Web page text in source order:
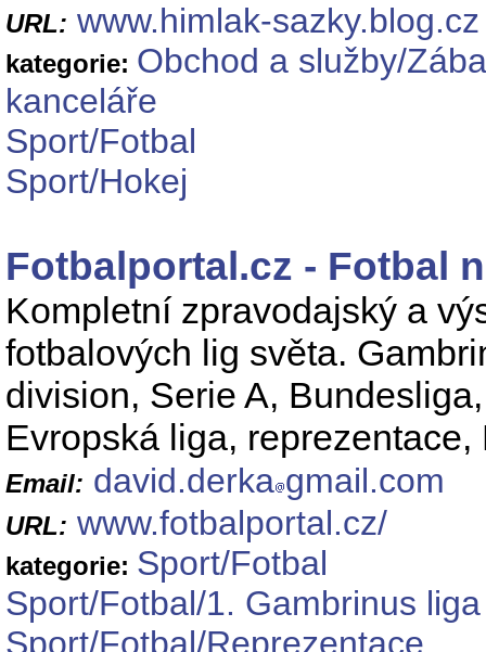
URL: www.himlak-sazky.blog.cz
kategorie: Obchod a služby/
kanceláře
Sport/Fotbal
Sport/Hokej
Fotbalportal.cz - Fotbal
Kompletní zpravodajský a
fotbalových lig světa.
division, Serie A,
Evropská liga,
Email: david.derka gmail.com
URL: www.fotbalportal.cz/
kategorie: Sport/Fotbal
Sport/Fotbal/1. Gambrinus liga
Sport/Fotbal/Reprezentace